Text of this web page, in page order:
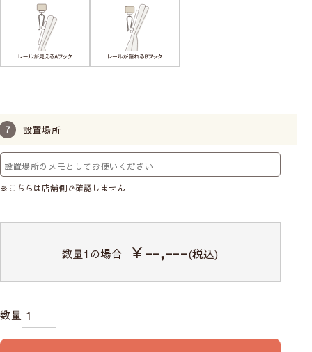
設置場所
※こちらは店舗側で確認しません
数量1の場合 ￥--,---(税込)